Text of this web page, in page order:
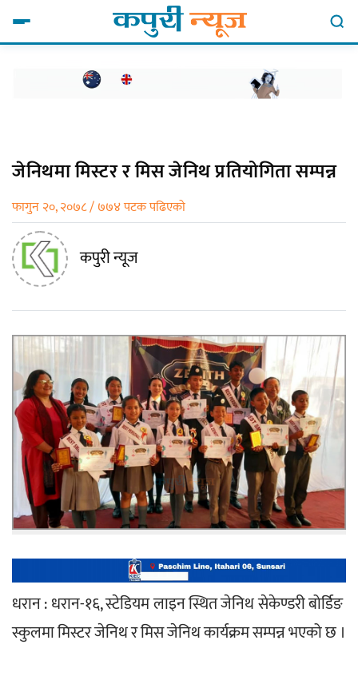
जेनिथमा मिस्टर र मिस जेनिथ प्रतियोगिता सम्पन्न
फागुन २०, २०७८ / ७७४ पटक पढिएको
कपुरी न्यूज
धरान : धरान-१६, स्टेडियम लाइन स्थित जेनिथ सेकेण्डरी बोर्डिङ
स्कुलमा मिस्टर जेनिथ र मिस जेनिथ कार्यक्रम सम्पन्न भएको छ ।